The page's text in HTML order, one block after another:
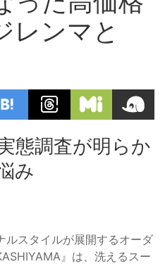
レンマと
態調査が明らか
み
ルスタイルが展開するオーダ
』は、洗えるスー